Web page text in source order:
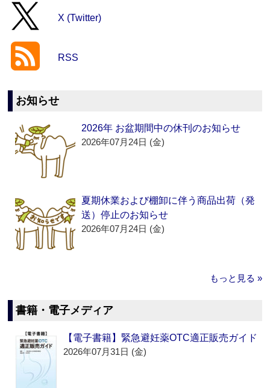
X (Twitter)
RSS
お知らせ
2026年 お盆期間中の休刊のお知らせ
2026年07月24日 (金)
夏期休業および棚卸に伴う商品出荷（発
送）停止のお知らせ
2026年07月24日 (金)
もっと見る »
書籍・電子メディア
【電子書籍】緊急避妊薬OTC適正販売ガイド
2026年07月31日 (金)